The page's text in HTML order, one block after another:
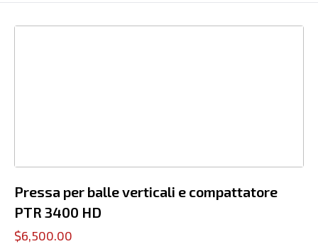
Pressa per balle verticali e compattatore
PTR 3400 HD
$6,500.00